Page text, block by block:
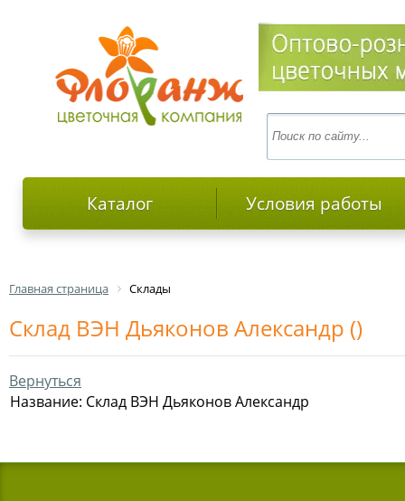
Каталог Условия работы
Главная страница Склады
Склад ВЭН Дьяконов Александр ()
Вернуться
Название: Склад ВЭН Дьяконов Александр